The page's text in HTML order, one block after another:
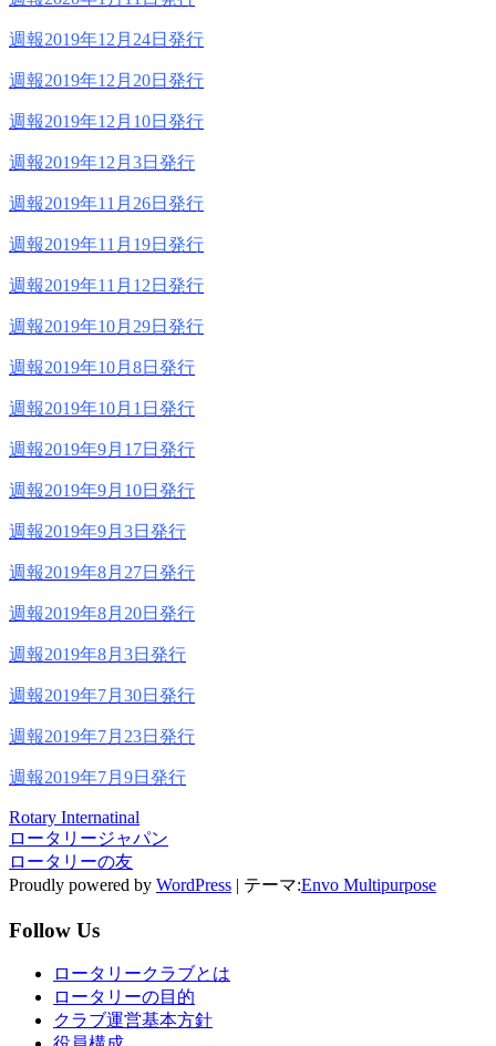
週報2019年12月24日発行
週報2019年12月20日発行
週報2019年12月10日発行
週報2019年12月3日発行
週報2019年11月26日発行
週報2019年11月19日発行
週報2019年11月12日発行
週報2019年10月29日発行
週報2019年10月8日発行
週報2019年10月1日発行
週報2019年9月17日発行
週報2019年9月10日発行
週報2019年9月3日発行
週報2019年8月27日発行
週報2019年8月20日発行
週報2019年8月3日発行
週報2019年7月30日発行
週報2019年7月23日発行
週報2019年7月9日発行
Rotary Internatinal
ロータリージャパン
ロータリーの友
Proudly powered by WordPress | テーマ:Envo Multipurpose
Follow Us
ロータリークラブとは
ロータリーの目的
クラブ運営基本方針